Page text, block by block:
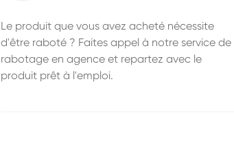
Le produit que vous avez acheté nécessite
d'être raboté ? Faites appel à notre service de
rabotage en agence et repartez avec le
produit prêt à l'emploi.